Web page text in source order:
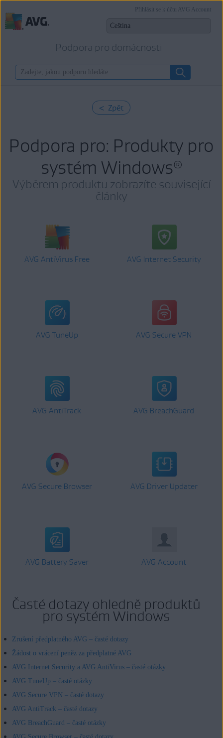
Podpora pro domácnosti
Přihlásit se k účtu AVG Account
< Zpět
Podpora pro: Produkty pro
systém Windows®
Výběrem produktu zobrazíte související
články
AVG AntiVirus Free AVG Internet Security
AVG TuneUp AVG Secure VPN
AVG AntiTrack AVG BreachGuard
AVG Secure Browser AVG Driver Updater
AVG Battery Saver AVG Account
Časté dotazy ohledně produktů
pro systém Windows
Zrušení předplatného AVG – časté dotazy
Žádost o vrácení peněz za předplatné AVG
AVG Internet Security a AVG AntiVirus – časté otázky
AVG TuneUp – časté otázky
AVG Secure VPN – časté dotazy
AVG AntiTrack – časté dotazy
AVG BreachGuard – časté otázky